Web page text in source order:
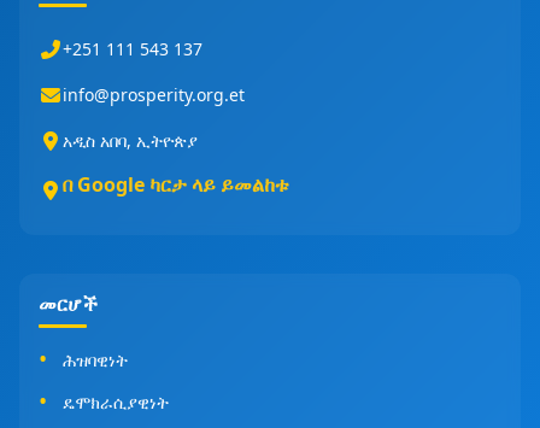
+251 111 543 137
info@prosperity.org.et
አዲስ አበባ, ኢትዮጵያ
በ Google ካርታ ላይ ይመልከቱ
መርሆች
ሕዝባዊነት
ዴሞክራሲያዊነት